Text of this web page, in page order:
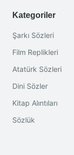
Kategoriler
Şarkı Sözleri
Film Replikleri
Atatürk Sözleri
Dini Sözler
Kitap Alıntıları
Sözlük